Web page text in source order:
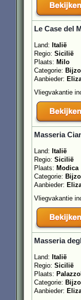
Le Case del
Land: Italië
Regio: Sicilië
Plaats: Milo
Categorie:
Aanbieder:
Vliegvakantie
Masseria
Land: Italië
Regio: Sicilië
Plaats: Modica
Categorie:
Aanbieder:
Vliegvakantie
Masseria
Land: Italië
Regio: Sicilië
Plaats:
Categorie:
Aanbieder: